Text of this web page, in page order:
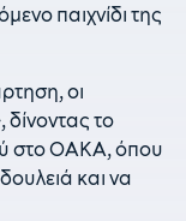
παιχνίδι της
οι
το
στο ΟΑΚΑ, όπου
και να